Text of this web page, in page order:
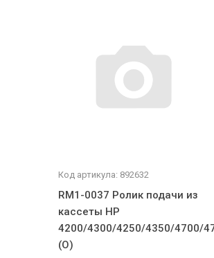
Код артикула: 892632
RM1-0037 Ролик подачи из
кассеты НР
4200/4300/4250/4350/4700/
(О)